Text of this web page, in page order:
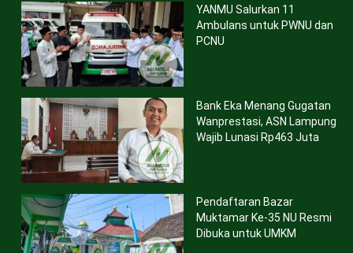
YANMU Salurkan 11
Ambulans untuk PWNU dan
PCNU
Bank Eka Menang Gugatan
Wanprestasi, ASN Lampung
Wajib Lunasi Rp463 Juta
Pendaftaran Bazar
Muktamar Ke-35 NU Resmi
Dibuka untuk UMKM